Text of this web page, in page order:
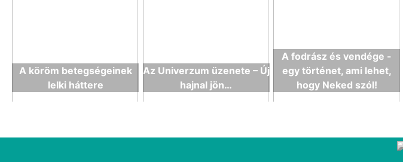
A köröm betegségeinek
lelki háttere
Az Univerzum üzenete – Új
hajnal jön…
A fodrász és vendége -
egy történet, ami lehet,
hogy Neked szól!